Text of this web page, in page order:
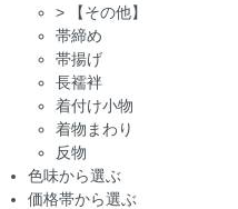
>
【その他】
帯締め
帯揚げ
長襦袢
着付け小物
着物まわり
反物
色味から選ぶ
価格帯から選ぶ